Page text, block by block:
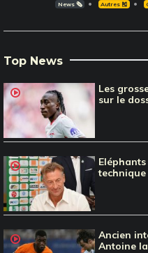
News 🗞️ Autres 🎽
Top News
Les
sur le
technique
Ancien
Antoine